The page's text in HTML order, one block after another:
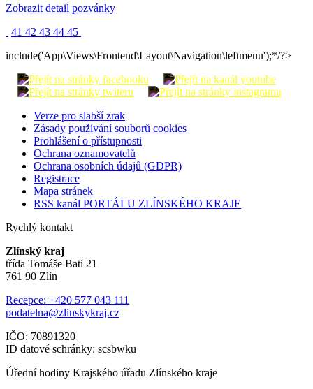
Zobrazit detail pozvánky
41 42 43 44 45
include('App\Views\Frontend\Layout\Navigation\leftmenu');*/?>
Verze pro slabší zrak
Zásady používání souborů cookies
Prohlášení o přístupnosti
Ochrana oznamovatelů
Ochrana osobních údajů (GDPR)
Registrace
Mapa stránek
RSS kanál PORTÁLU ZLÍNSKÉHO KRAJE
Rychlý kontakt
Zlínský kraj
třída Tomáše Bati 21
761 90 Zlín
Recepce: +420 577 043 111
podatelna@zlinskykraj.cz
IČO: 70891320
ID datové schránky: scsbwku
Úřední hodiny Krajského úřadu Zlínského kraje